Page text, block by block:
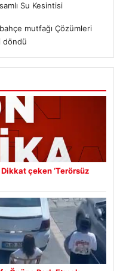
Su Kesintisi
mutfağı Çözümleri
döndü
çeken ‘Terörsüz